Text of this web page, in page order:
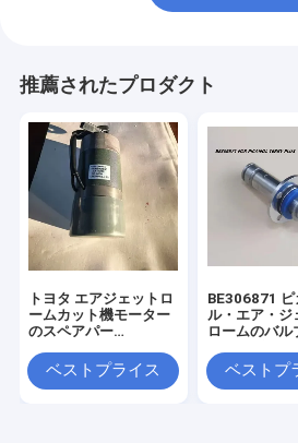
推薦されたプロダクト
トヨタ エアジェットロ
ームカット機モーター
のスペアパー
ー部品/アクセサリー
ベストプライス
BE306871 ピ
ル・エア・ジ
ロームのバル
ベストプ